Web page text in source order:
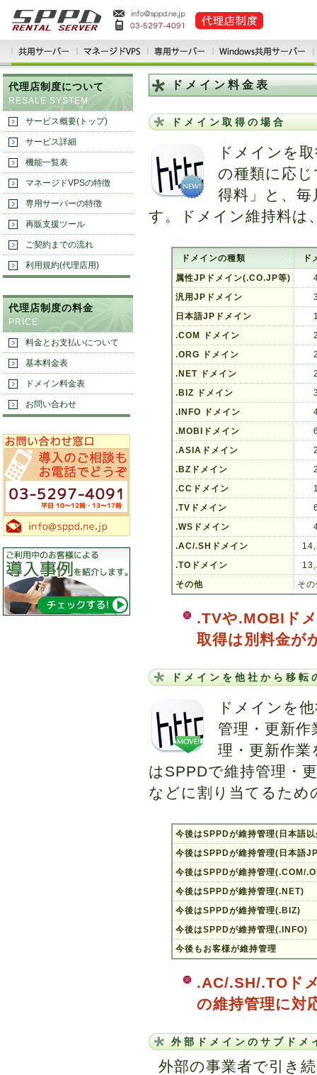
ドメイン料金表
ドメイン取得の場合
ドメインを
の種類に応
得料」と、
す。ドメイン維持料は
ドメインの種類
ド
属性JPドメイン(.CO.JP等)
汎用JPドメイン
日本語JPドメイン
.COM ドメイン
.ORG ドメイン
.NET ドメイン
.BIZ ドメイン
.INFO ドメイン
.MOBIドメイン
.ASIAドメイン
.BZドメイン
.CCドメイン
.TVドメイン
.WSドメイン
.AC/.SHドメイン
.TOドメイン
その他
そ
.TVや.MOBIド
取得は別料金が
ドメインを他社から移転
ドメインを
管理・更新
理・更新作
はSPPDで維持管理・
などに割り当てるため
今後はSPPDが維持管理(日本語
今後はSPPDが維持管理(日本語
今後はSPPDが維持管理(.COM/
今後はSPPDが維持管理(.NET)
今後はSPPDが維持管理(.BIZ)
今後はSPPDが維持管理(.INFO)
今後もお客様が維持管理
.AC/.SH/.TOド
の維持管理に対
外部ドメインのサブドメ
外部の事業者で引き
代理店制度について
RESALE SYSTEM
サービス概要(トップ)
サービス詳細
機能一覧表
マネージドVPSの特徴
専用サーバーの特徴
再販支援ツール
ご契約までの流れ
利用規約(代理店用)
代理店制度の料金
PRICE
料金とお支払いについて
基本料金表
ドメイン料金表
お問い合わせ